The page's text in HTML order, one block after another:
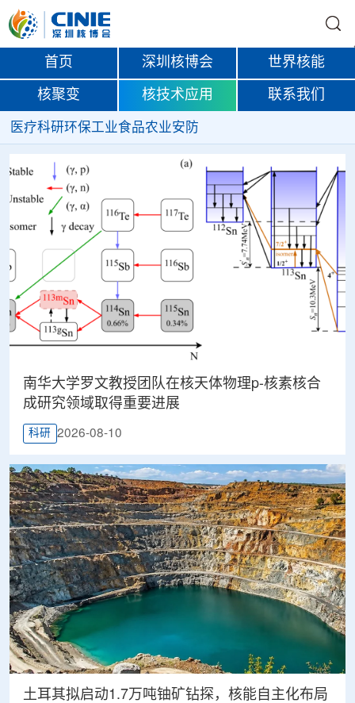
首页 深圳核博会 世界核能
核聚变 核技术应用 联系我们
医疗科研环保工业食品农业安防
南华大学罗文教授团队在核天体物理p-核素核合
成研究领域取得重要进展
科研 2026-08-10
土耳其拟启动1.7万吨铀矿钻探，核能自主化布局